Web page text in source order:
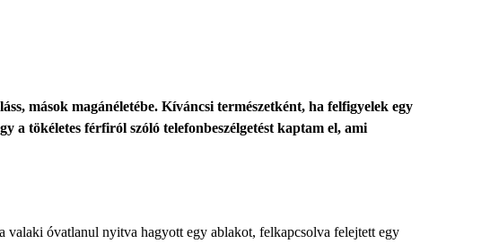
mások magánéletébe. Kíváncsi természetként, ha felfigyelek egy
a tökéletes férfiról szóló telefonbeszélgetést kaptam el, ami
valaki óvatlanul nyitva hagyott egy ablakot, felkapcsolva felejtett egy